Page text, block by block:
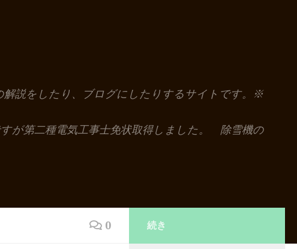
解説をしたり、ブログにしたりするサイトです。※
が第二種電気工事士免状取得しました。 除雪機の
0 続き